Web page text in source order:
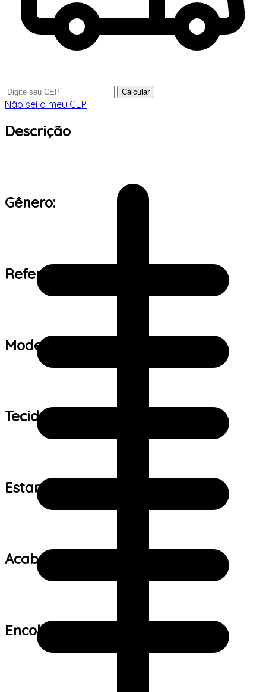
Calcular
Não sei o meu CEP
Descrição
Gênero:
Referência de tamanho:
Modelo:
Tecido:
Estampa:
Acabamento:
Encolhimento: